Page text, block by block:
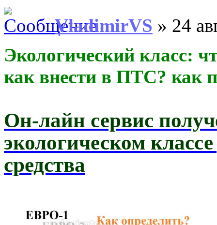
VladimirVS » 24
Экологический класс:
как внести в ПТС? как
Он-лайн сервис
экологическом класс
средства